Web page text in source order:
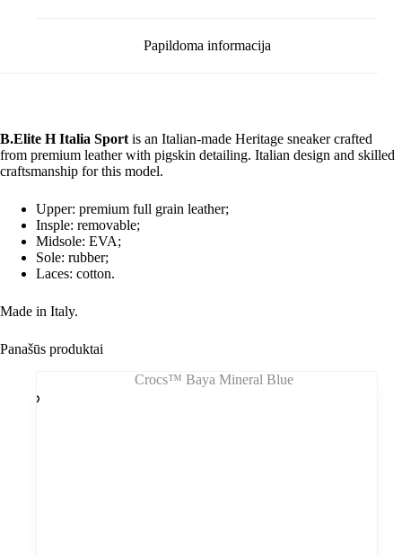
Papildoma informacija
B.Elite H Italia Sport is an Italian-made Heritage sneakercrafted
from premium leather with pigskin detailing. Italian design and skilled
craftsmanship for this model.
Upper: premium full grain leather;
Insple: removable;
Midsole: EVA;
Sole: rubber;
Laces: cotton.
Made in Italy.
Panašūs produktai